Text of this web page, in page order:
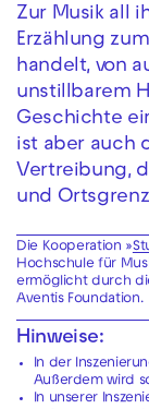
Zur Musik all
Erzählung
handelt, von
unstillbarem
Geschichte
ist aber auch
Vertreibung,
und
Die Kooperation »
Hochschule für
ermöglicht durch
Aventis Foundation.
Hinweise:
In der
Außerdem wird
In unserer